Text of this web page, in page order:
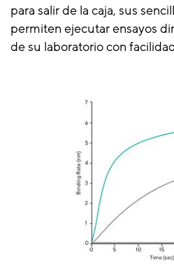
para salir de la caja, sus
permiten ejecutar ensayos
de su laboratorio con